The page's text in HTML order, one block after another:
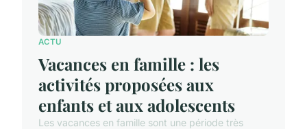
ACTU
Vacances en famille : les
activités proposées aux
enfants et aux adolescents
Les vacances en famille sont une période très